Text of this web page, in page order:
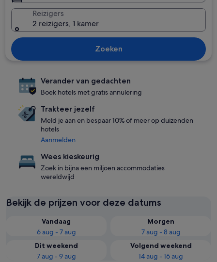
Reizigers
2 reizigers, 1 kamer
Zoeken
Verander van gedachten
Boek hotels met gratis annulering
Trakteer jezelf
Meld je aan en bespaar 10% of meer op duizenden
hotels
Aanmelden
Wees kieskeurig
Zoek in bijna een miljoen accommodaties
wereldwijd
Bekijk de prijzen voor deze datums
Vandaag
6 aug - 7 aug
Morgen
7 aug - 8 aug
Dit weekend
7 aug - 9 aug
Volgend weekend
14 aug - 16 aug